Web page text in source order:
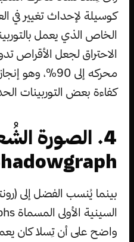
كوسيلة لإحداث تغيير في
الخاص الذي يعمل
الاحتراق لجعل الأقراص
محركه إلى 90٪،
كفاءة بعض التوربينات
4. الصورة
بينما يُنسب الفضل إلى
واضح على أن تِسلا كان